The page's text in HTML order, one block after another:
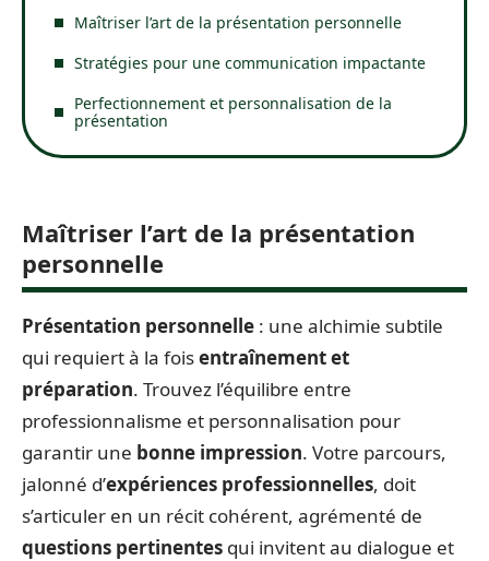
Maîtriser l’art de la présentation personnelle
Stratégies pour une communication impactante
Perfectionnement et personnalisation de la
présentation
Maîtriser l’art de la présentation
personnelle
Présentation personnelle : une alchimie subtile
qui requiert à la foisentraînement et
préparation. Trouvez l’équilibre entre
professionnalisme et personnalisation pour
garantir une bonne impression. Votre parcours,
jalonné d’expériences professionnelles, doit
s’articuler en un récit cohérent, agrémenté de
questions pertinentes qui invitent au dialogue et